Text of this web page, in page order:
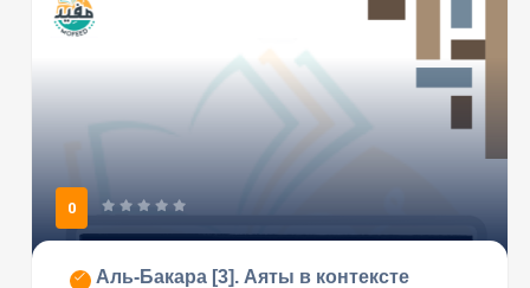
0
Аль-Бакара [3]. Аяты в контексте